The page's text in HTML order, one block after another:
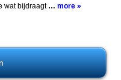
wat bijdraagt … more »